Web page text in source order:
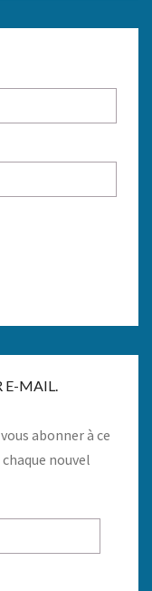
E-MAIL.
abonner à ce
nouvel